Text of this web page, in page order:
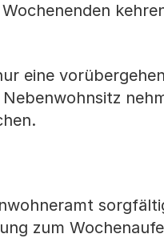
eine
zum